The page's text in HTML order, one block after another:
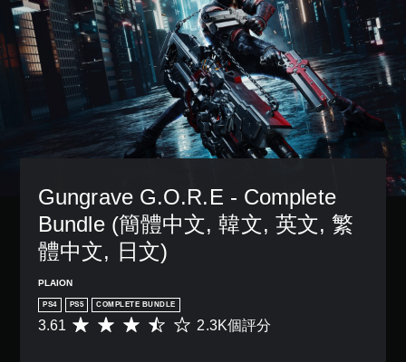
Gungrave G.O.R.E - Complete
Bundle (簡體中文, 韓文, 英文, 繁
體中文, 日文)
PLAION
PS4 PS5 COMPLETE BUNDLE
平
3.61 2.3K個評分